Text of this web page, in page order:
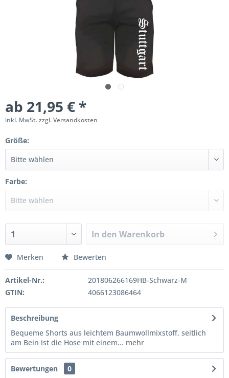
ab 21,95 € *
inkl. MwSt.zzgl. Versandkosten
Größe:
Farbe:
In den Warenkorb
Merken Bewerten
Artikel-Nr.:
201806266169HB-Schwarz-M
GTIN:
4066123086464
Beschreibung
Bequeme Shorts aus leichtem Baumwollmixstoff, seitlich
am Bein ist die Hose mit einem... mehr
Bewertungen
0